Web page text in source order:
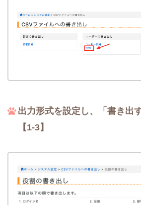
出力形式を設定し、「書き出
【1-3】